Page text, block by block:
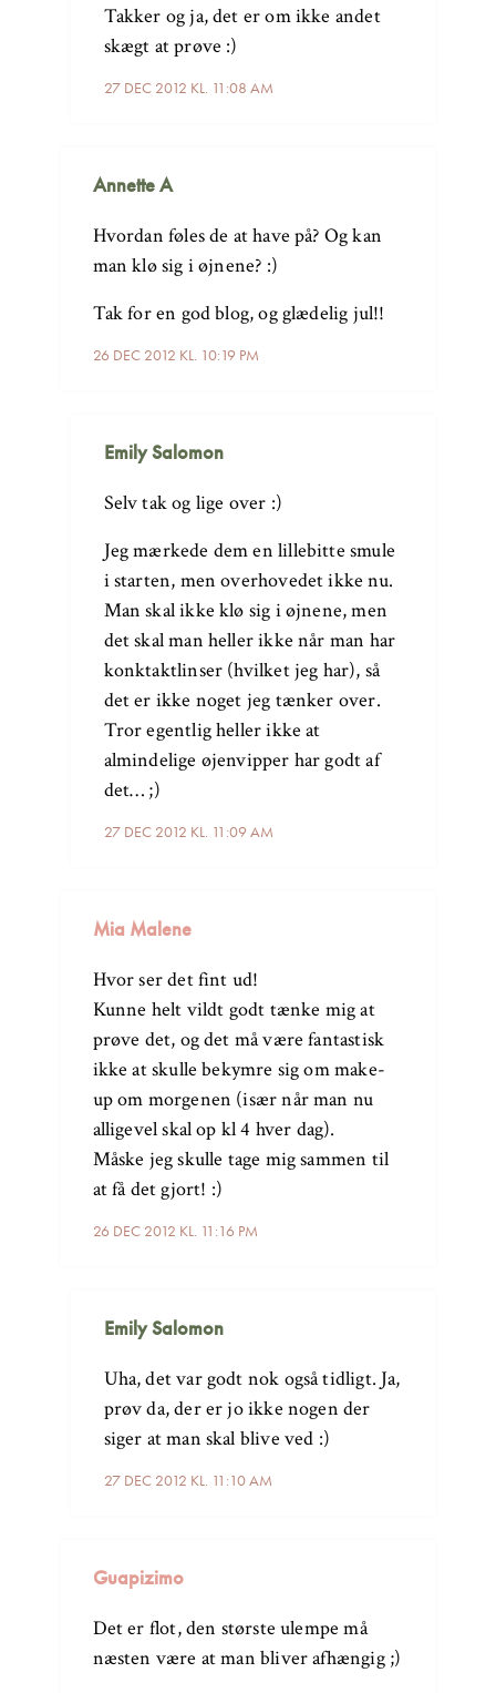
27 DEC 2012 KL. 11:08 AM
Takker og ja, det er om ikke andet
skægt at prøve :)
Annette A
26 DEC 2012 KL. 10:19 PM
Hvordan føles de at have på? Og kan
man klø sig i øjnene? :)
Tak for en god blog, og glædelig jul!!
Emily Salomon
27 DEC 2012 KL. 11:09 AM
Selv tak og lige over :)
Jeg mærkede dem en lillebitte smule
i starten, men overhovedet ikke nu.
Man skal ikke klø sig i øjnene, men
det skal man heller ikke når man har
konktaktlinser (hvilket jeg har), så
det er ikke noget jeg tænker over.
Tror egentlig heller ikke at
almindelige øjenvipper har godt af
det… ;)
Mia Malene
26 DEC 2012 KL. 11:16 PM
Hvor ser det fint ud!
Kunne helt vildt godt tænke mig at
prøve det, og det må være fantastisk
ikke at skulle bekymre sig om make-
up om morgenen (især når man nu
alligevel skal op kl 4 hver dag).
Måske jeg skulle tage mig sammen til
at få det gjort! :)
Emily Salomon
27 DEC 2012 KL. 11:10 AM
Uha, det var godt nok også tidligt. Ja,
prøv da, der er jo ikke nogen der
siger at man skal blive ved :)
Guapizimo
Det er flot, den største ulempe må
næsten være at man bliver afhængig ;)